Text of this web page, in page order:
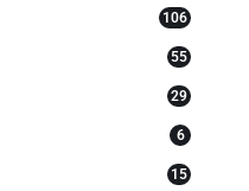
106
55
29
6
15